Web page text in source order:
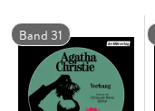
Band 31